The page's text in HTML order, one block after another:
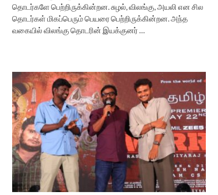
தொடர்களே பெற்றிருக்கின்றன. சுழல், விலங்கு, அயலி என சில
தொடர்கள் மிகப்பெரும் பெயரை பெற்றிருக்கின்றன. அந்த
வகையில் விலங்கு தொடரின் இயக்குனர் …